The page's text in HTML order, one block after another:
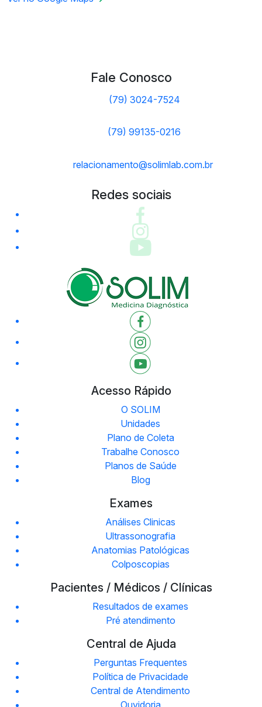
Fale Conosco
(79) 3024-7524
(79) 99135-0216
relacionamento@solimlab.com.br
Redes sociais
Acesso Rápido
O SOLIM
Unidades
Plano de Coleta
Trabalhe Conosco
Planos de Saúde
Blog
Exames
Análises Clinicas
Ultrassonografia
Anatomias Patológicas
Colposcopias
Pacientes / Médicos / Clínicas
Resultados de exames
Pré atendimento
Central de Ajuda
Perguntas Frequentes
Política de Privacidade
Central de Atendimento
Ouvidoria